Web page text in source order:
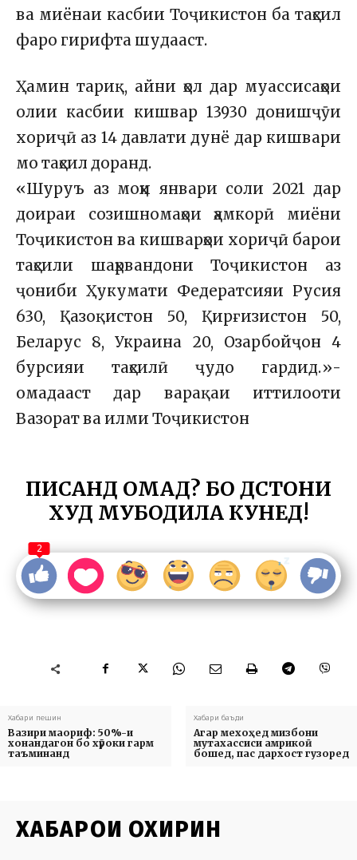
ва миёнаи касбии Тоҷикистон ба таҳсил
фаро гирифта шудааст.
Ҳамин тариқ, айни ҳол дар муассисаҳои
олии касбии кишвар 13930 донишҷӯи
хориҷӣ аз 14 давлати дунё дар кишвари
мо таҳсил доранд.
«Шуруъ аз моҳи январи соли 2021 дар
доираи созишномаҳои ҳамкорӣ миёни
Тоҷикистон ва кишварҳои хориҷӣ барои
таҳсили шаҳрвандони Тоҷикистон аз
ҷониби Ҳукумати Федератсияи Русия
630, Қазоқистон 50, Қирғизистон 50,
Беларус 8, Украина 20, Озарбойҷон 4
бурсияи таҳсилӣ ҷудо гардид.»-
омадааст дар варақаи иттилооти
Вазорат ва илми Тоҷикистон
ПИСАНД ОМАД? БО ДӮСТОНИ
ХУД МУБОДИЛА КУНЕД!
2
Хабари пешин
Вазири маориф: 50%-и
хонандагон бо хӯроки гарм
таъминанд
Хабари баъди
Агар мехоҳед мизбони
мутахассиси амрикоӣ
бошед, пас дархост гузоред
ХАБАРҲОИ ОХИРИН